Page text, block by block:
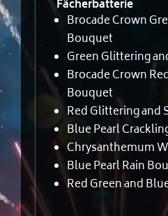
Fächerbatterie
Brocade Crown
Bouquet
Green Glittering
Brocade Crown
Bouquet
Red Glittering and
Blue Pearl
Chrysanthemum
Blue Pearl Rain
Red Green and